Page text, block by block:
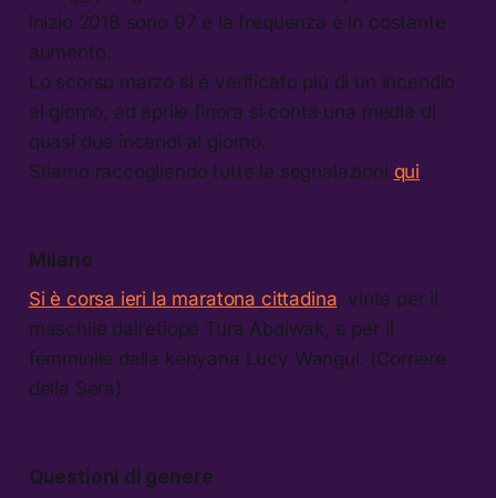
inizio 2018 sono 97 e la frequenza è in costante
aumento.
Lo scorso marzo si è verificato più di un incendio
al giorno, ad aprile finora si conta una media di
quasi due incendi al giorno.
Stiamo raccogliendo tutte le segnalazioni qui.
Milano
Si è corsa ieri la maratona cittadina , vinta per il
maschile dall’etiope Tura Abdiwak, e per il
femminile dalla kenyana Lucy Wangui. (Corriere
della Sera)
Questioni di genere